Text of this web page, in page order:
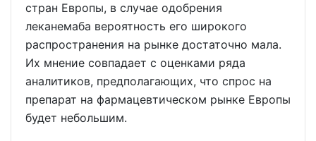
стран Европы, в случае одобрения
леканемаба вероятность его широкого
распространения на рынке достаточно мала.
Их мнение совпадает с оценками ряда
аналитиков, предполагающих, что спрос на
препарат на фармацевтическом рынке Европы
будет небольшим.